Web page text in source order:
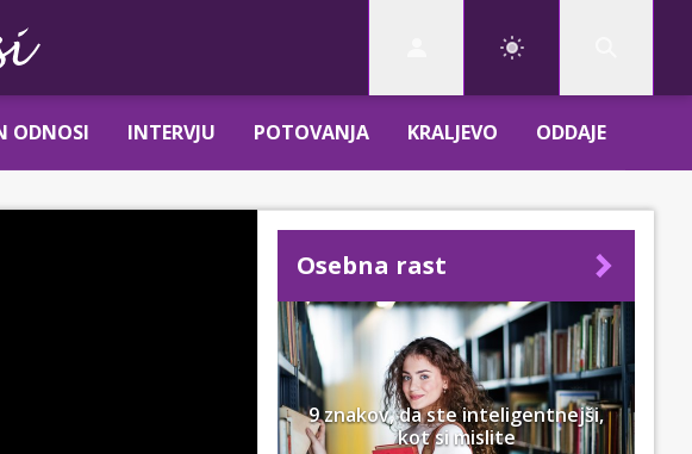
ODNOSI INTERVJU POTOVANJA KRALJEVO ODDAJE
Osebna rast
9 znakov, da ste inteligentnejši,
kot si mislite